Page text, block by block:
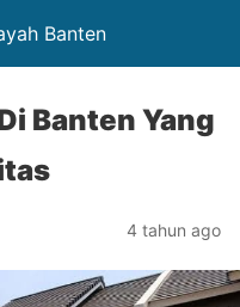
Banten
Banten Yang
4 tahun ago